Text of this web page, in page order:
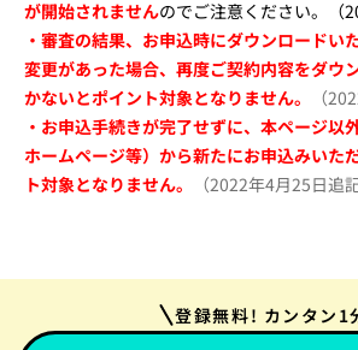
が開始されませんのでご注意ください。（
・審査の結果、お申込時にダウンロードい
変更があった場合、 再度ご契約内容をダウ
かないとポイント対象となりません。
（
・お申込手続きが完了せずに、本ページ以
ホームページ等）から新たにお申込みいた
ト対象となりません。
（2022年4月25日追記
登録無料! カンタン1